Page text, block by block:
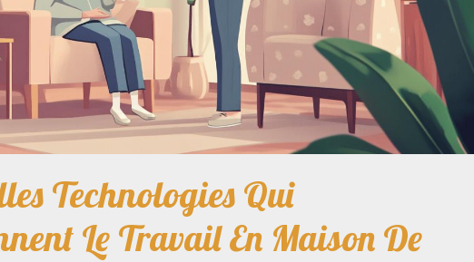
Technologies Qui
Le Travail En Maison De